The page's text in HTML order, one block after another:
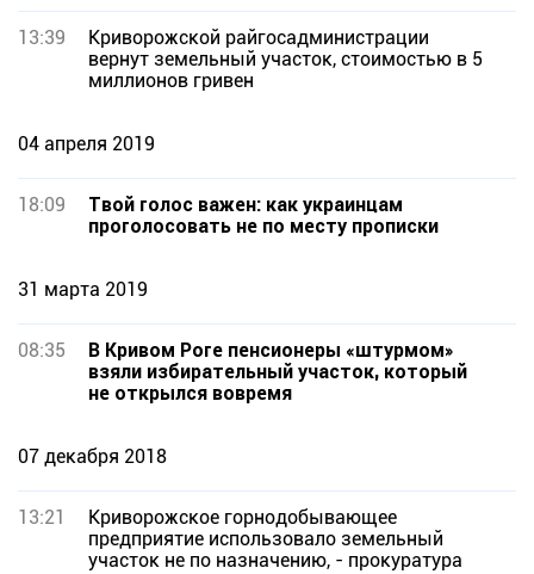
13:39
Криворожской райгосадминистрации
вернут земельный участок, стоимостью в 5
миллионов гривен
04 апреля 2019
18:09
Твой голос важен: как украинцам
проголосовать не по месту прописки
31 марта 2019
08:35
В Кривом Роге пенсионеры «штурмом»
взяли избирательный участок, который
не открылся вовремя
07 декабря 2018
13:21
Криворожское горнодобывающее
предприятие использовало земельный
участок не по назначению, - прокуратура